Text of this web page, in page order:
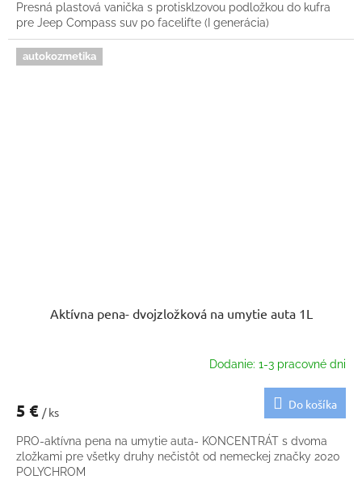
Presná plastová vanička s protisklzovou podložkou do kufra
pre Jeep Compass suv po facelifte (I generácia)
autokozmetika
Aktívna pena- dvojzložková na umytie auta 1L
Dodanie: 1-3 pracovné dni
5 € / ks
Do košíka
PRO-aktívna pena na umytie auta- KONCENTRÁT s dvoma
zložkami pre všetky druhy nečistôt od nemeckej značky 2020
POLYCHROM